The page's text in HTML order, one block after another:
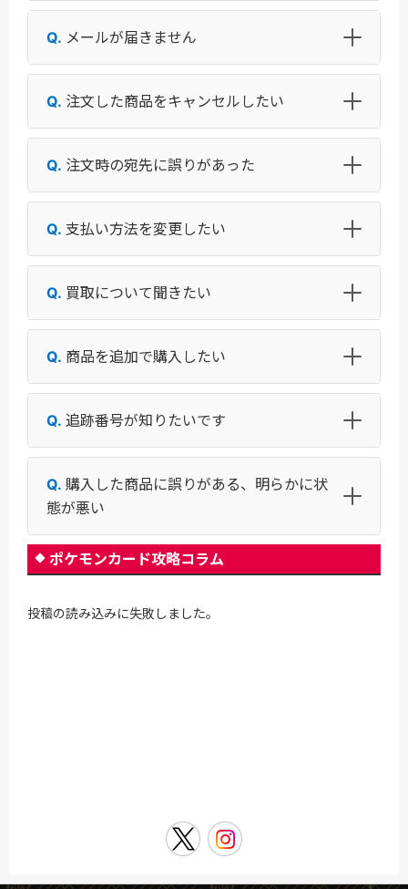
メールが届きません
注文した商品をキャンセルしたい
注文時の宛先に誤りがあった
支払い方法を変更したい
買取について聞きたい
商品を追加で購入したい
追跡番号が知りたいです
購入した商品に誤りがある、明らかに状
態が悪い
ポケモンカード攻略コラム
投稿の読み込みに失敗しました。